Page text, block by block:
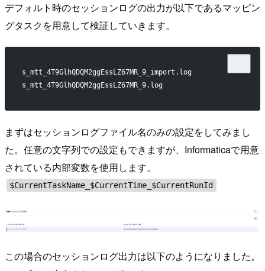
デフォルト時のセッションログの出力が以下であるマッピン
グタスクを用意して検証していきます。
s_mtt_4T9GlhQDQM2ggEssLZ67MR_9_import.log
s_mtt_4T9GlhQDQM2ggEssLZ67MR_9.log
まずはセッションログファイル名のみの設定をしてみまし
た。任意の文字列での設定もできますが、Informaticaで用意
されている内部変数を使用します。
$CurrentTaskName_$CurrentTime_$CurrentRunId
この場合のセッションログ出力は以下のようになりました。